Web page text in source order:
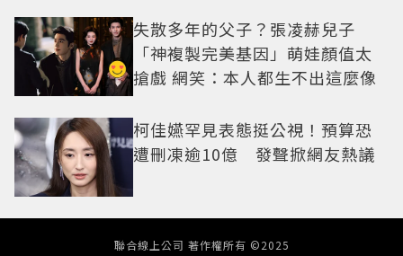
失散多年的父子？張凌赫兒子
「神複製完美基因」萌娃顏值太
搶戲 網笑：本人都生不出這麼像
柯佳嬿罕見表態挺公視！預算恐
遭刪凍逾10億 發聲掀網友熱議
聯合線上公司 著作權所有 ©2025